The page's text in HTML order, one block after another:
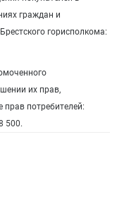
граждан и
горисполкома:
их прав,
прав потребителей:
500.